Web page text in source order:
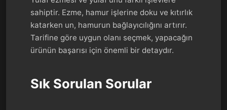
sahiptir. Ezme, hamur işlerine doku ve kıtırlık
katarken un, hamurun bağlayıcılığını artırır.
Tarifine göre uygun olanı seçmek, yapacağın
ürünün başarısı için önemli bir detaydır.
Sık Sorulan Sorular